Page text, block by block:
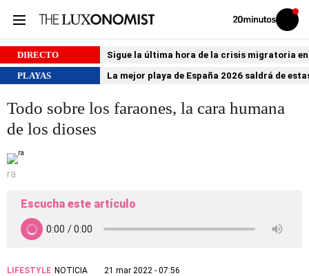
Volver
Iniciar
sesión
DIRECTO
Sigue la última hora de la crisis migratoria
PLAYAS
La mejor playa de España 2026 saldrá de
Todo sobre los faraones, la cara humana
de los dioses
ra
Escucha este artículo
LIFESTYLE NOTICIA
21 mar 2022 - 07:56